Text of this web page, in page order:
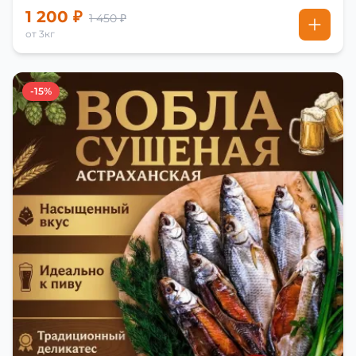
1 200 ₽ 1 450 ₽
от 3кг
-15%